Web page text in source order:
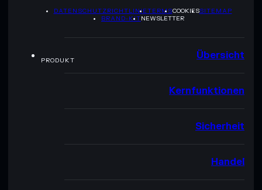
DATENSCHUTZRICHTLINIETERMSCOOKIESSITEMAP
BRAND-KITNEWSLETTER
PRODUKT Übersicht
Kernfunktionen
Sicherheit
Handel